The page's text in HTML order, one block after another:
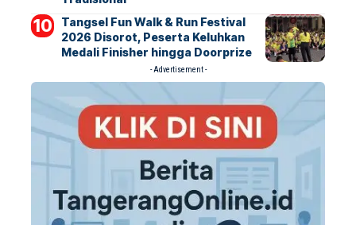
Tangsel Fun Walk & Run Festival
2026 Disorot, Peserta Keluhkan
Medali Finisher hingga Doorprize
- Advertisement -